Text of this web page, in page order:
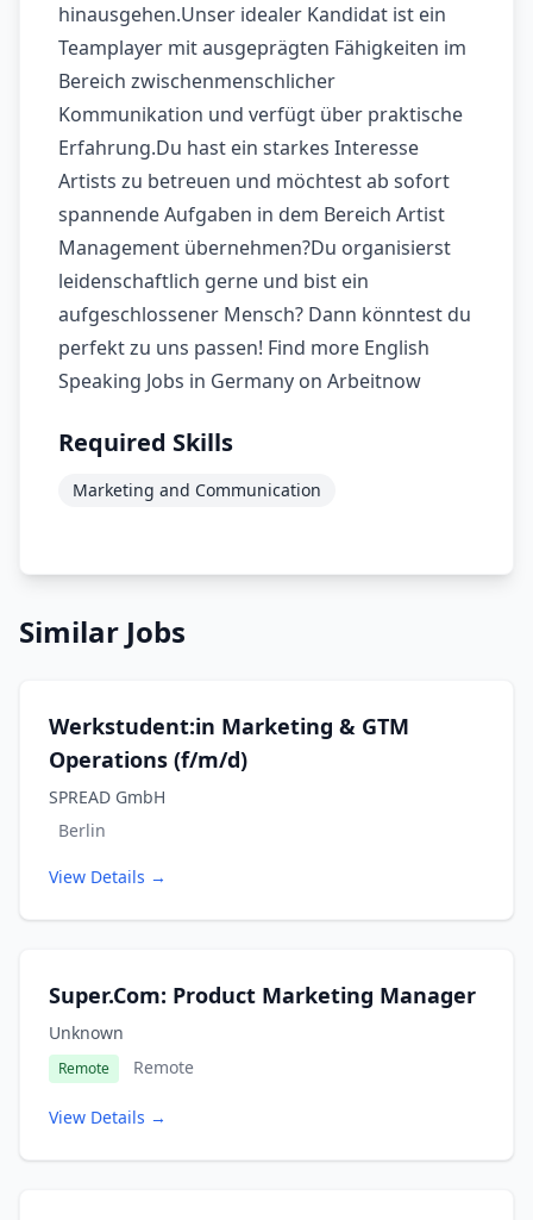
hinausgehen.Unser idealer Kandidat ist ein
Teamplayer mit ausgeprägten Fähigkeiten im
Bereich zwischenmenschlicher
Kommunikation und verfügt über praktische
Erfahrung.Du hast ein starkes Interesse
Artists zu betreuen und möchtest ab sofort
spannende Aufgaben in dem Bereich Artist
Management übernehmen?Du organisierst
leidenschaftlich gerne und bist ein
aufgeschlossener Mensch? Dann könntest du
perfekt zu uns passen! Find more English
Speaking Jobs in Germany on Arbeitnow
Required Skills
Marketing and Communication
Similar Jobs
Werkstudent:in Marketing & GTM
Operations (f/m/d)
SPREAD GmbH
Berlin
View Details →
Super.Com: Product Marketing Manager
Unknown
Remote Remote
View Details →